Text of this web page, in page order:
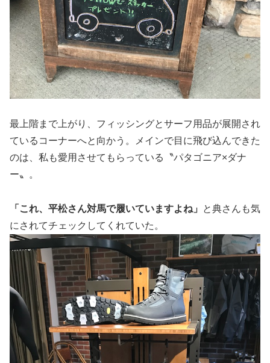
最上階まで上がり、フィッシングとサーフ用品が展開され
ているコーナーへと向かう。メインで目に飛び込んできた
のは、私も愛用させてもらっている〝パタゴニア×ダナ
ー〟。
「これ、平松さん対馬で履いていますよね」
と典さんも気
にされてチェックしてくれていた。